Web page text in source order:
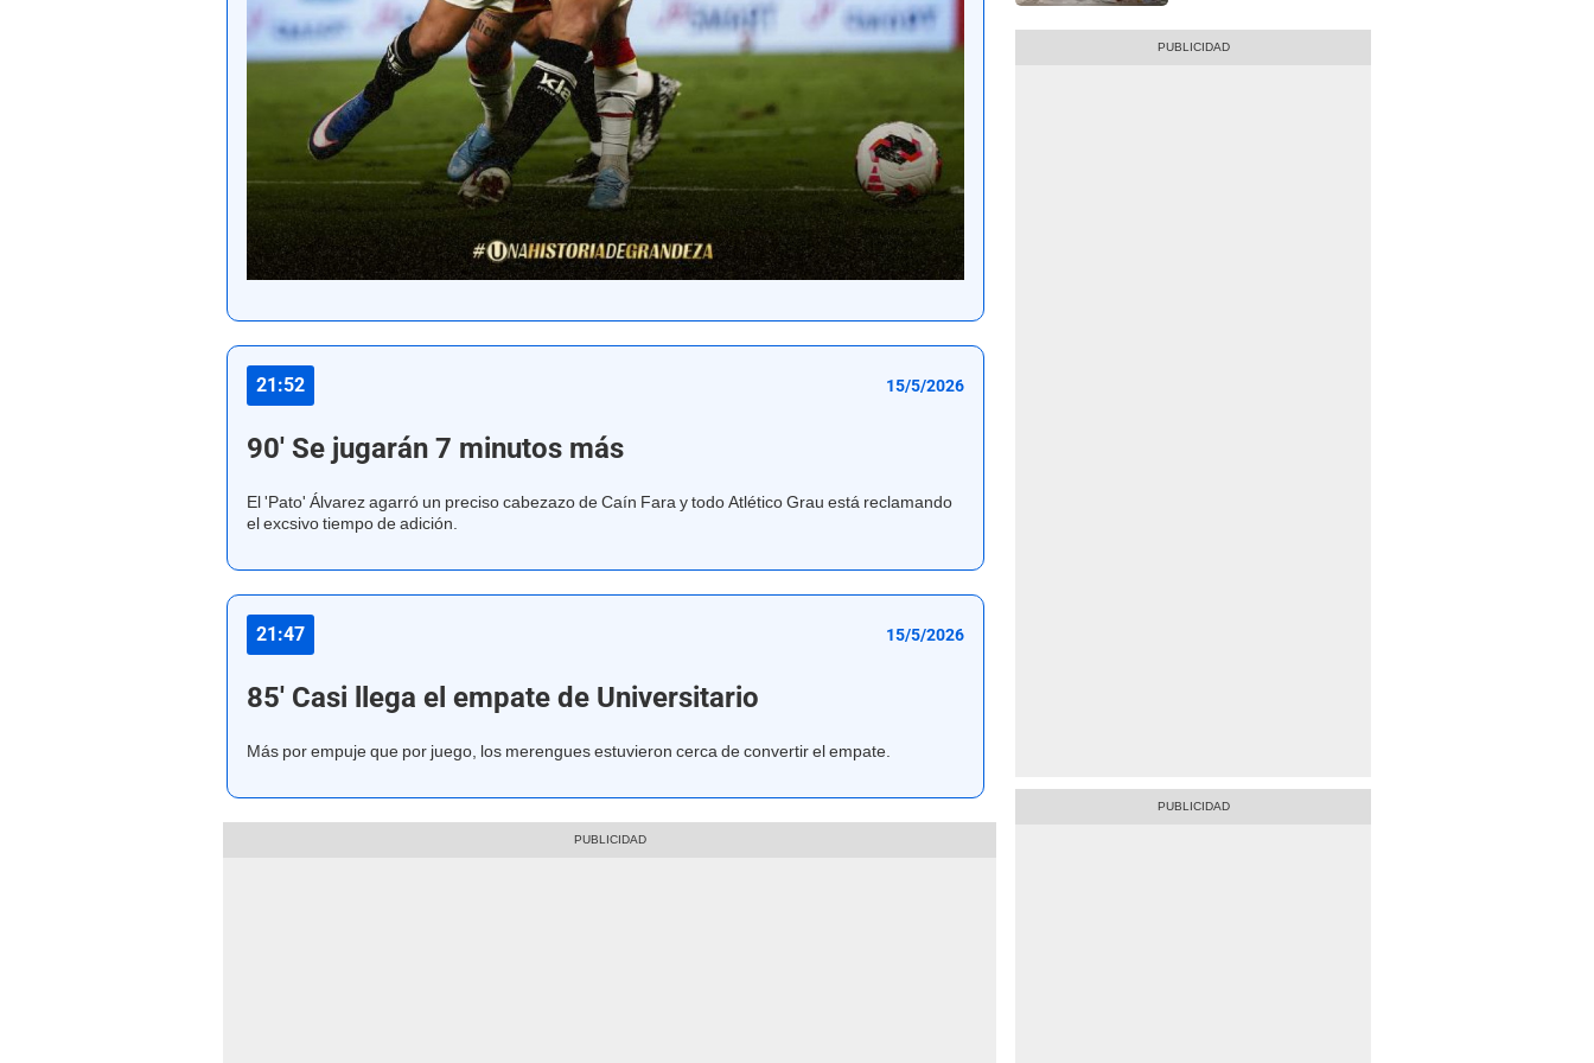
21:52 15/5/2026
90' Se jugarán 7 minutos más
El 'Pato' Álvarez agarró un preciso cabezazo de Caín Fara y todo Atlético Grau está reclamando
el excsivo tiempo de adición.
21:47 15/5/2026
85' Casi llega el empate de Universitario
Más por empuje que por juego, los merengues estuvieron cerca de convertir el empate.